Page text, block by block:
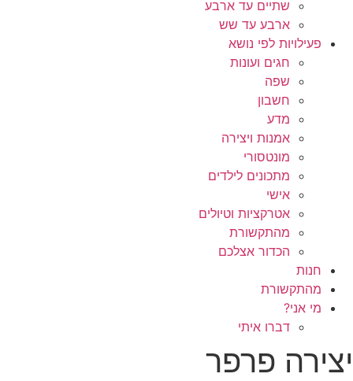
שתיים עד ארבע
ארבע עד שש
פעילויות לפי נושא
חגים ועונות
שפה
חשבון
מדע
אמנות ויצירה
מונטסורי
מתכונים לילדים
אישי
אטרקציות וטיולים
מהתקשורת
הכדור אצלכם
חנות
מהתקשורת
מי אני?
דברו איתי
יצירה פרפר